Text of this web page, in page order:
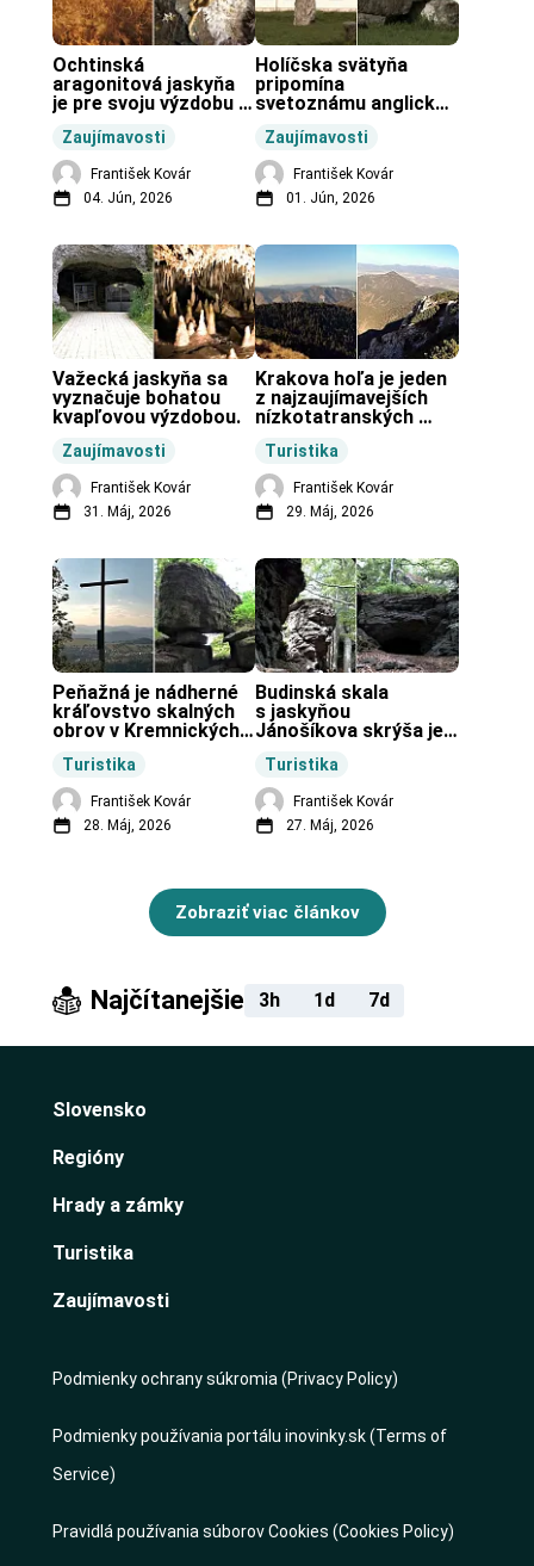
Zaujímavosti
Ochtinská
aragonitová jaskyňa
je pre svoju výzdobu
vo svete.
František Kovár
04. Jún, 2026
Zaujímavosti
Holíčska svätyňa
pripomína
svetoznámu anglickú
František Kovár
01. Jún, 2026
Zaujímavosti
Važecká jaskyňa sa
vyznačuje bohatou
kvapľovou výzdobou.
František Kovár
31. Máj, 2026
Turistika
Krakova hoľa je jeden
z najzaujímavejších
nízkotatranských
František Kovár
29. Máj, 2026
Turistika
Peňažná je nádherné
kráľovstvo skalných
obrov v Kremnických
František Kovár
28. Máj, 2026
Turistika
Budinská skala
s jaskyňou
Jánošíkova skrýša je
obci Budiná.
František Kovár
27. Máj, 2026
Zobraziť viac článkov
Najčítanejšie 3h 1d 7d
Slovensko
Regióny
Hrady a zámky
Turistika
Zaujímavosti
Podmienky ochrany súkromia (Privacy Policy)
Podmienky používania portálu inovinky.sk (Terms of
Service)
Pravidlá používania súborov Cookies (Cookies Policy)